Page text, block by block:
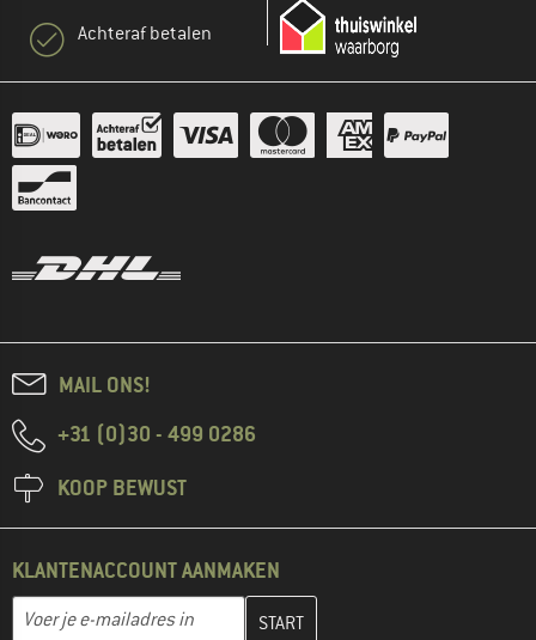
Achteraf betalen
MAIL ONS!
+31 (0)30 - 499 0286
KOOP BEWUST
KLANTENACCOUNT AANMAKEN
E-mailadres
Vul je e-mailadres hier in en maak in de volgende stap je